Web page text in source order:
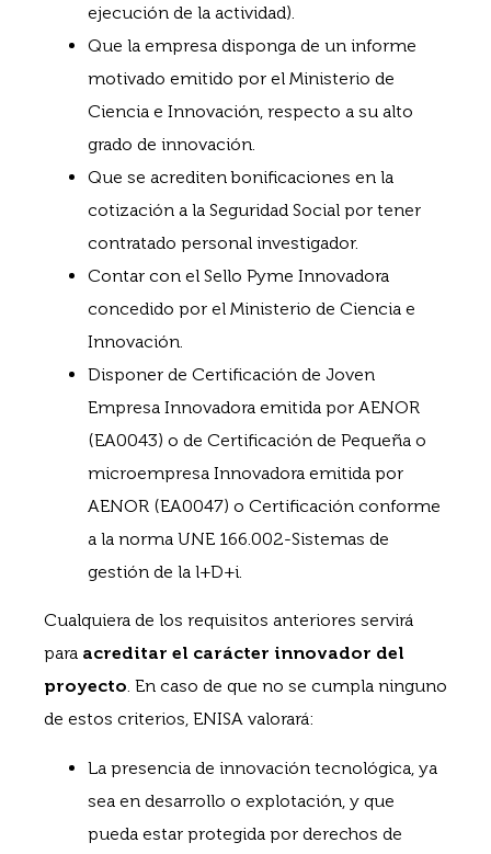
ejecución de la actividad).
Que la empresa disponga de un informe
motivado emitido por el Ministerio de
Ciencia e Innovación, respecto a su alto
grado de innovación.
Que se acrediten bonificaciones en la
cotización a la Seguridad Social por tener
contratado personal investigador.
Contar con el Sello Pyme Innovadora
concedido por el Ministerio de Ciencia e
Innovación.
Disponer de Certificación de Joven
Empresa Innovadora emitida por AENOR
(EA0043) o de Certificación de Pequeña o
microempresa Innovadora emitida por
AENOR (EA0047) o Certificación conforme
a la norma UNE 166.002-Sistemas de
gestión de la l+D+i.
Cualquiera de los requisitos anteriores servirá
para acreditar el carácter innovador del
proyecto. En caso de que no se cumpla ninguno
de estos criterios, ENISA valorará:
La presencia de innovación tecnológica, ya
sea en desarrollo o explotación, y que
pueda estar protegida por derechos de